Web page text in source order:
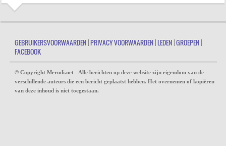
GEBRUIKERSVOORWAARDEN |PRIVACY VOORWAARDEN |LEDEN |GROEPEN |
FACEBOOK
© Copyright Merudi.net - Alle berichten op deze website zijn eigendom van de
verschillende auteurs die een bericht geplaatst hebben. Het overnemen of kopiëren
van deze inhoud is niet toegestaan.